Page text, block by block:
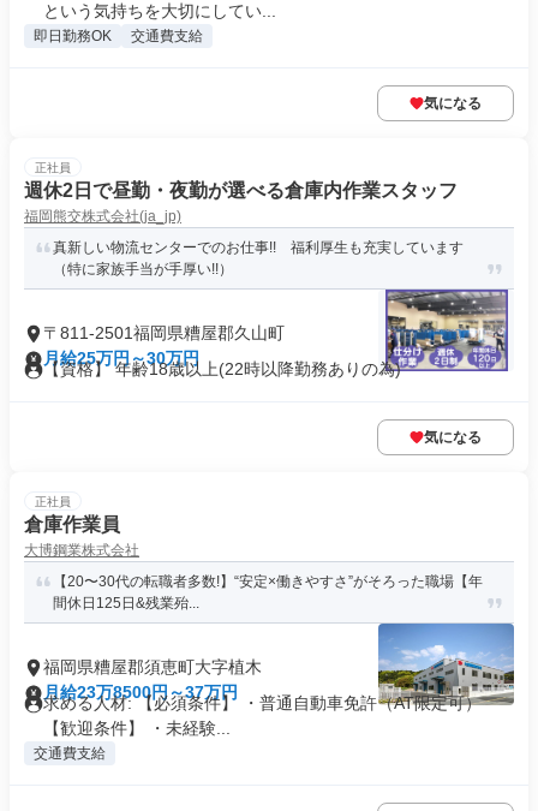
という気持ちを大切にしてい...
即日勤務OK 交通費支給
気になる
正社員
週休2日で昼勤・夜勤が選べる倉庫内作業スタッフ
福岡熊交株式会社(ja_jp)
真新しい物流センターでのお仕事!! 福利厚生も充実しています
（特に家族手当が手厚い!!）
〒811-2501福岡県糟屋郡久山町
月給25万円～30万円
【資格】 年齢18歳以上(22時以降勤務ありの為)
気になる
正社員
倉庫作業員
大博鋼業株式会社
【20〜30代の転職者多数!】“安定×働きやすさ”がそろった職場【年
間休日125日&残業殆...
福岡県糟屋郡須恵町大字植木
月給23万8500円～37万円
求める人材: 【必須条件】 ・普通自動車免許（AT限定可）
【歓迎条件】 ・未経験...
交通費支給